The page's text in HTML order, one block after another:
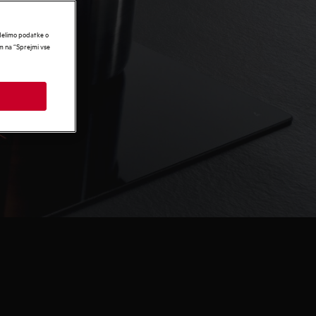
podatke o
na “Sprejmi vse